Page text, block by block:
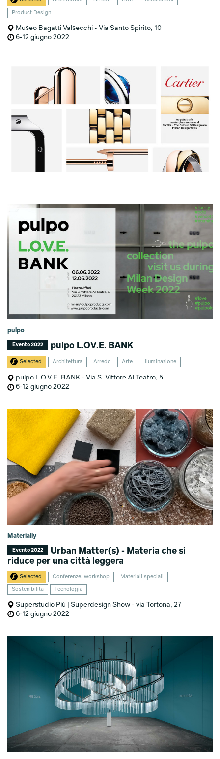
Product Design
Museo Bagatti Valsecchi - Via Santo Spirito, 10
6-12 giugno 2022
pulpo
Evento 2022 pulpo L.OV.E. BANK
Selected Architettura Arredo Arte Illuminazione
pulpo L.O.V.E. BANK - Via S. Vittore Al Teatro, 5
6-12 giugno 2022
Materially
Evento 2022
Urban Matter(s) - Materia che si
riduce per una città leggera
Selected Conferenze, workshop Materiali speciali
Sostenibilità Tecnologia
Superstudio Più | Superdesign Show - via Tortona, 27
6-12 giugno 2022